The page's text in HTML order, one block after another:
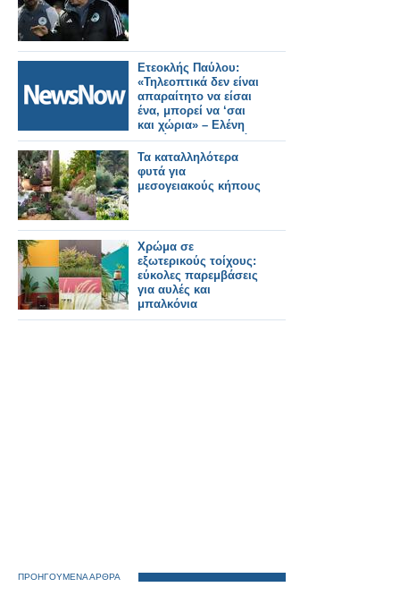
Ετεοκλής Παύλου:
«Τηλεοπτικά δεν είναι
απαραίτητο να είσαι
ένα, μπορεί να ‘σαι
και χώρια» – Ελένη
Χατζίδου: «Έτσι, κάθε
μέρα να το λέμε μπας
και..»
Τα καταλληλότερα
φυτά για
μεσογειακούς κήπους
Χρώμα σε
εξωτερικούς τοίχους:
εύκολες παρεμβάσεις
για αυλές και
μπαλκόνια
ΠΡΟΗΓΟΥΜΕΝΑ ΑΡΘΡΑ